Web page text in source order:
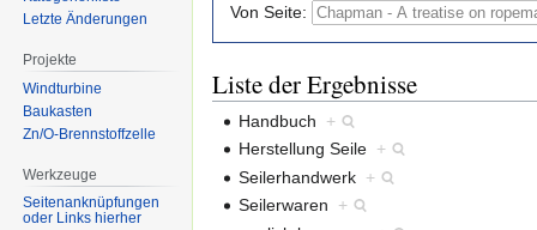
Von Seite:
Liste der Ergebnisse
Handbuch +
Herstellung Seile +
Seilerhandwerk +
Seilerwaren +
Letzte Änderungen
Projekte
Windturbine
Baukasten
Zn/O-Brennstoffzelle
Werkzeuge
Seitenanknüpfungen
oder Links hierher